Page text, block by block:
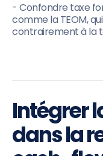
- Confondre taxe
comme la TEOM,
contrairement à la
Intégrer
dans la